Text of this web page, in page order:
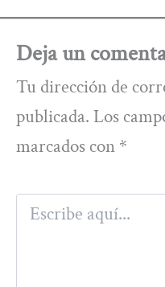
Deja un
Tu dirección de
publicada. Los
marcados con *
Escribe
aquí...